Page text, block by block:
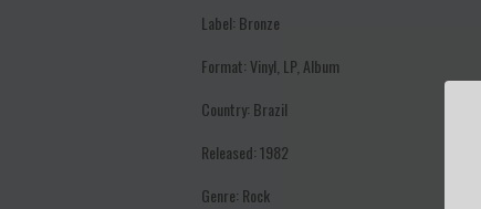
Label: Bronze
Format: Vinyl, LP, Album
Country: Brazil
Released: 1982
Genre: Rock